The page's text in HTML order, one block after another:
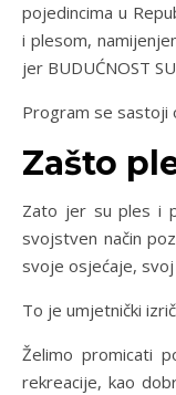
pojedincima u
i plesom,
jer BUDUĆNOST SU
Program se sastoji
Zašto
Zato jer su ples i
svojstven način
svoje osjećaje,
To je umjetnički
Želimo promicati
rekreacije, kao